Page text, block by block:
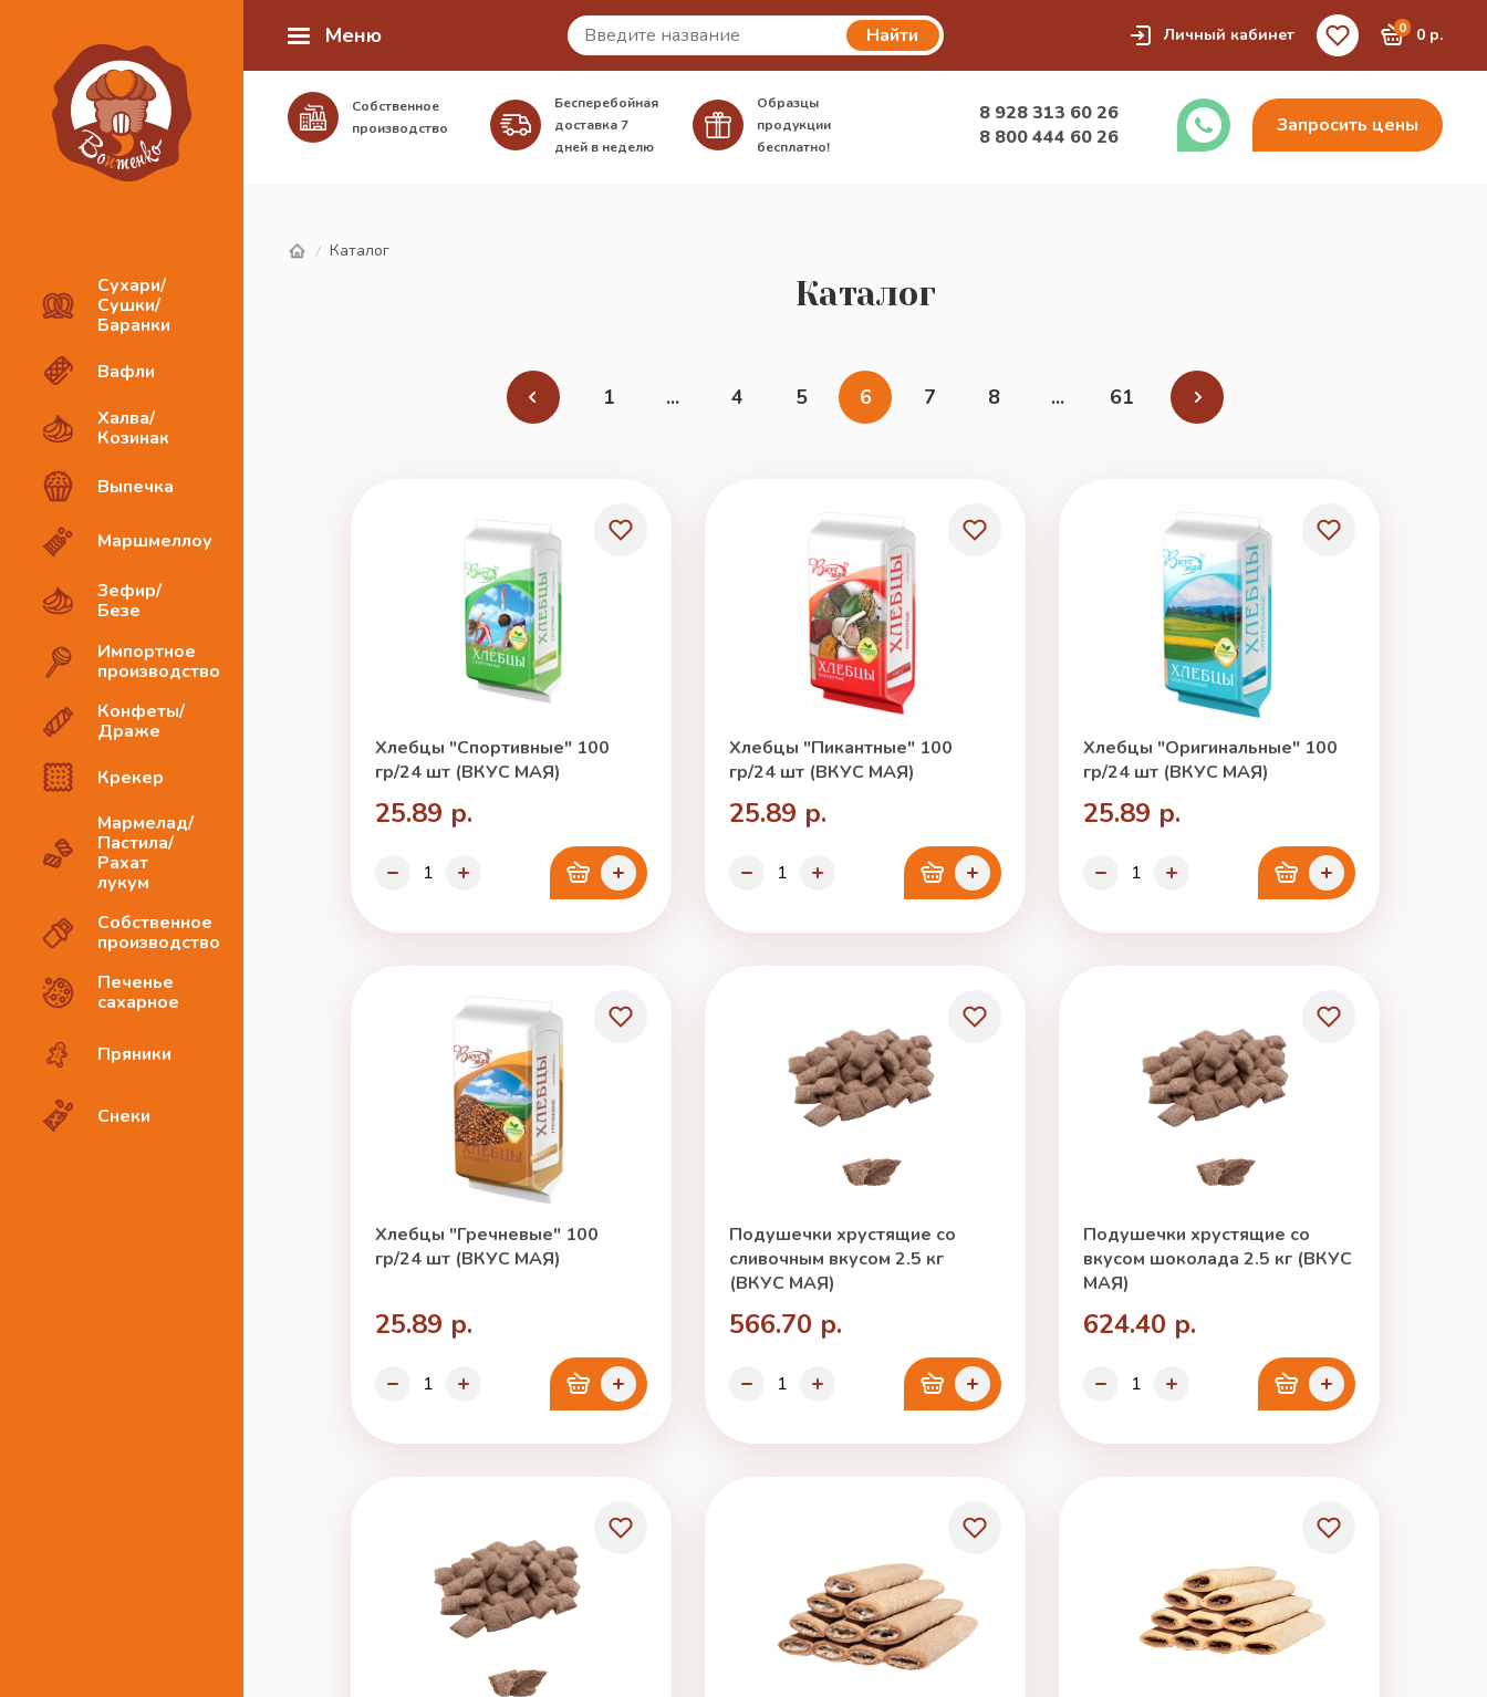
Сухари/
Сушки/
Баранки
Вафли
Халва/
Козинак
Выпечка
Маршмеллоу
Зефир/
Безе
Импортное
производство
Конфеты/
Драже
Крекер
Мармелад/
Пастила/
Рахат
лукум
Собственное
производство
Печенье
сахарное
Пряники
Снеки
Меню Найти Личный кабинет 0 0 р.
Собственное
производство
Бесперебойная
доставка7
дней в неделю
Образцы
продукции
бесплатно!
8 928 313 60 26
8 800 444 60 26
Запросить цены
/ Каталог
Каталог
1 ... 4 5 6 7 8 ... 61
Хлебцы "Спортивные" 100
гр/24 шт (ВКУС МАЯ)
25.89 р.
Хлебцы "Пикантные" 100
гр/24 шт (ВКУС МАЯ)
25.89 р.
Хлебцы "Оригинальные" 100
гр/24 шт (ВКУС МАЯ)
25.89 р.
Хлебцы "Гречневые" 100
гр/24 шт (ВКУС МАЯ)
25.89 р.
Подушечки хрустящие со
сливочным вкусом 2.5 кг
(ВКУС МАЯ)
566.70 р.
Подушечки хрустящие со
вкусом шоколада 2.5 кг (ВКУС
МАЯ)
624.40 р.